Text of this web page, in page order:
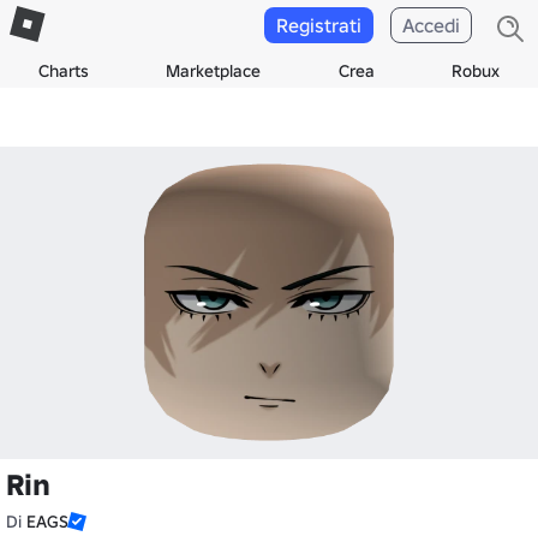
Charts Marketplace Crea Robux
Registrati Accedi
Rin
Di EAGS